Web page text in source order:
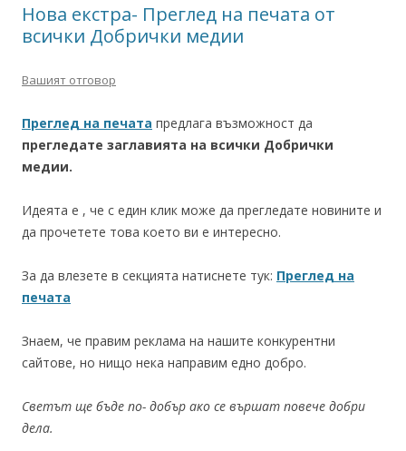
Нова екстра- Преглед на печата от
всички Добрички медии
Вашият отговор
Преглед на печата предлага възможност да
прегледате заглавията на всички Добрички
медии.
Идеята е , че с един клик може да прегледате новините и
да прочетете това което ви е интересно.
За да влезете в секцията натиснете тук: Преглед на
печата
Знаем, че правим реклама на нашите конкурентни
сайтове, но нищо нека направим едно добро.
Светът ще бъде по- добър ако се вършат повече добри
дела.